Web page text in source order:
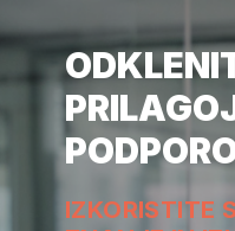
IZKORISTITE